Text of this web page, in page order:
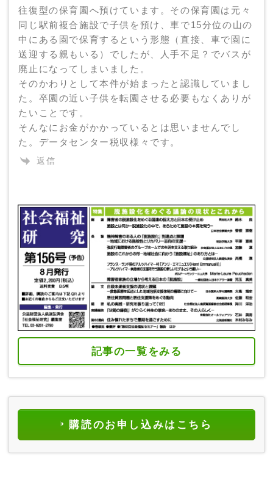
往復型の保育園へ預けています。その保育園は元々
同じ駅前複合施設で子供を預け、車で15分位の山の
中にある園で保育するという形態（直接、車で園に
送迎する親もいる）でしたが、人手不足？でバスが
廃止になってしまいました。
そのかわりとして本件が始まったと認識していまし
た。卒園の近い子供を転園させる必要もなくありが
たいことです。
そんなにお金がかかっているとは思いませんでし
た。データセンター税収様々です。
返信
記事の一覧をみる
購読のお申し込みはこちら